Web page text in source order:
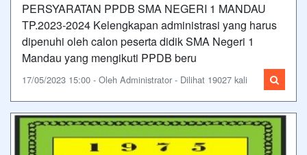
PERSYARATAN PPDB SMA NEGERI 1 MANDAU
TP.2023-2024 Kelengkapan administrasi yang harus
dipenuhi oleh calon peserta didik SMA Negeri 1
Mandau yang mengikuti PPDB beru
17/05/2023 15:00 - Oleh Administrator - Dilihat 19027 kali